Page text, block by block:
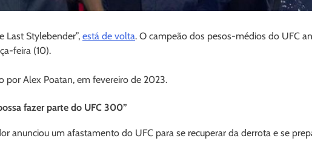
Last Stylebender”, está de volta. O campeão dos pesos-médios do UFC
feira (10).
por Alex Poatan, em fevereiro de 2023.
fazer parte do UFC 300”
anunciou um afastamento do UFC para se recuperar da derrota e se